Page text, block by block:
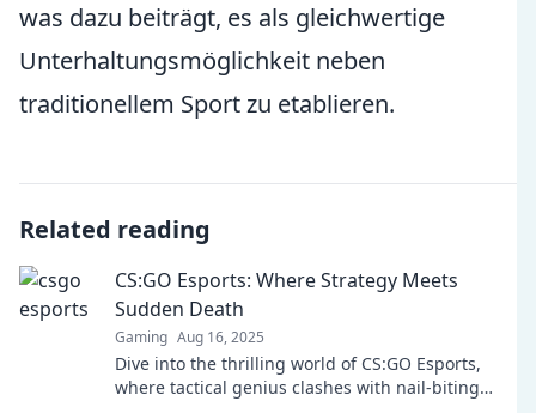
was dazu beiträgt, es als gleichwertige
Unterhaltungsmöglichkeit neben
traditionellem Sport zu etablieren.
Related reading
CS:GO Esports: Where Strategy Meets
Sudden Death
Gaming Aug 16, 2025
Dive into the thrilling world of CS:GO Esports,
where tactical genius clashes with nail-biting